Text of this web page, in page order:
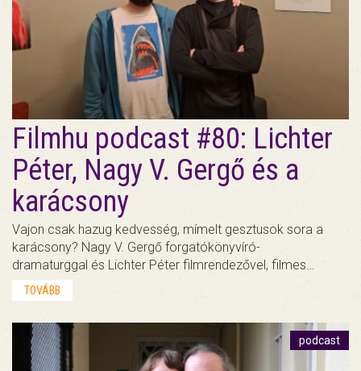
Filmhu podcast #80: Lichter
Péter, Nagy V. Gergő és a
karácsony
Vajon csak hazug kedvesség, mímelt gesztusok sora a
karácsony? Nagy V. Gergő forgatókönyvíró-
dramaturggal és Lichter Péter filmrendezővel, filmes…
TOVÁBB
podcast